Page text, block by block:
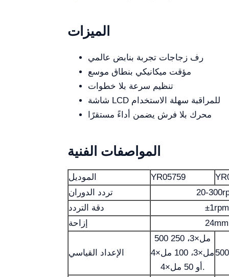
الميزات
رف زجاجات تجربة بنابض عالمي
مؤقت ميكانيكي بنطاق موسع
تنظيم سرعة بلا خطوات
شاشة LCD للمراقبة سهلة الاستخدام
محرك بلا فرش يضمن أداءً مستقرًا
المواصفات الفنية
الموديل YR05759
تردد الدوران
20-
دقة التردد
±1rpm
إزاحة
24mm
الإعداد القياسي
500 مل×3، 250
مل×3، 100 مل×4
أو 50 مل×4.